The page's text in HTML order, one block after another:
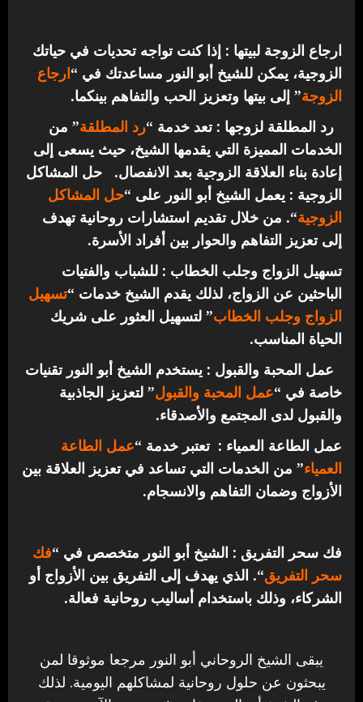
ارجاع الزوجة لبيتها : إذا كنت تواجه تحديات في حياتك
الزوجية، يمكن للشيخ أبو النور مساعدتك في “ارجاع
الزوجة” إلى بيتها وتعزيز الحب والتفاهم بينكما.
رد المطلقة لزوجها : تعد خدمة “رد المطلقة” من
الخدمات المميزة التي يقدمها الشيخ، حيث يسعى إلى
إعادة بناء العلاقة الزوجية بعد الانفصال.
حل المشاكل
الزوجية : يعمل الشيخ أبو النور على “حل المشاكل
الزوجية“. من خلال تقديم استشارات روحانية تهدف
إلى تعزيز التفاهم والحوار بين أفراد الأسرة.
تسهيل الزواج وجلب الخطاب : للشباب والفتيات
الباحثين عن الزواج، لذلك يقدم الشيخ خدمات “تسهيل
الزواج وجلب الخطاب” لتسهيل العثور على شريك
الحياة المناسب.
عمل المحبة والقبول : يستخدم الشيخ أبو النور تقنيات
خاصة في “عمل المحبة والقبول” لتعزيز الجاذبية
والقبول لدى المجتمع والأصدقاء.
عمل الطاعة العمياء : تعتبر خدمة “عمل الطاعة
العمياء” من الخدمات التي تساعد في تعزيز العلاقة بين
الأزواج وضمان التفاهم والانسجام.
فك سحر التفريق : الشيخ أبو النور متخصص في “فك
سحر التفريق“. الذي يهدف إلى التفريق بين الأزواج أو
الشركاء، وذلك باستخدام أساليب روحانية فعالة.
يبقى الشيخ الروحاني أبو النور مرجعا موثوقا لمن
يبحثون عن حلول روحانية لمشاكلهم اليومية. لذلك